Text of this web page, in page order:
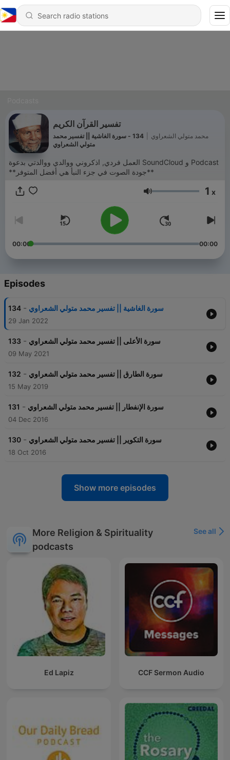
تفسير القرآن الكريم
محمد متولي الشعراوي
134 - سورة الغاشية || تفسير محمد
متولي الشعراوي
العمل فردي, اذكروني ووالدي ووالدتي بدعوة SoundCloud و Podcast
**جودة الصوت في جزء النبأ هي أفضل المتوفر**
Volume 1 x
00:00 00:00
Episodes
134 - سورة الغاشية || تفسير محمد متولي الشعراوي
29 Jan 2022
133 - سورة الأعلى || تفسير محمد متولي الشعراوي
09 May 2021
132 - سورة الطارق || تفسير محمد متولي الشعراوي
15 May 2019
131 - سورة الإنفطار || تفسير محمد متولي الشعراوي
04 Dec 2016
130 - سورة التكوير || تفسير محمد متولي الشعراوي
18 Oct 2016
Show more episodes
More Religion & Spirituality
podcasts
See all
Ed Lapiz CCF Sermon Audio